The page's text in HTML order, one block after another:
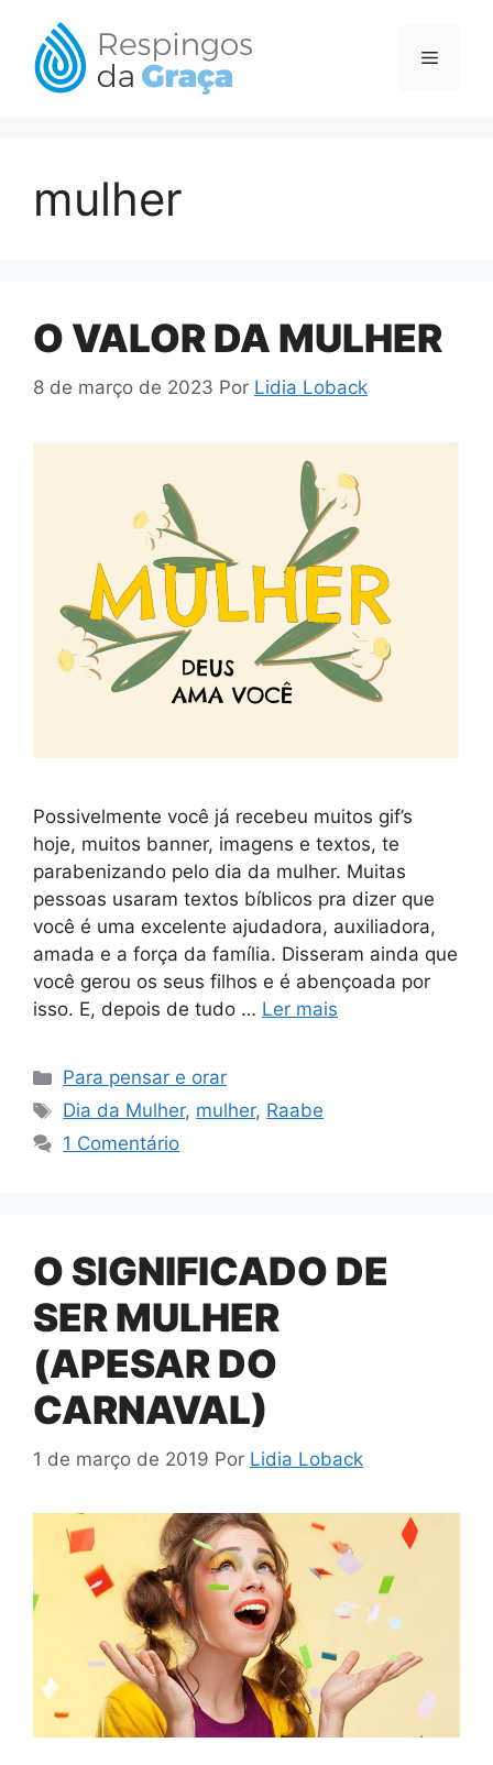
conteúdo
Menu
mulher
O VALOR DA MULHER
8 de março de 2023 Por Lidia Loback
Possivelmente você já recebeu muitos gif’s
hoje, muitos banner, imagens e textos, te
parabenizando pelo dia da mulher. Muitas
pessoas usaram textos bíblicos pra dizer que
você é uma excelente ajudadora, auxiliadora,
amada e a força da família. Disseram ainda que
você gerou os seus filhos e é abençoada por
isso. E, depois de tudo … Ler mais
Categorias
Para pensar e orar
Tags
Dia da Mulher, mulher, Raabe
1 Comentário
O SIGNIFICADO DE
SER MULHER
(APESAR DO
CARNAVAL)
1 de março de 2019 Por Lidia Loback